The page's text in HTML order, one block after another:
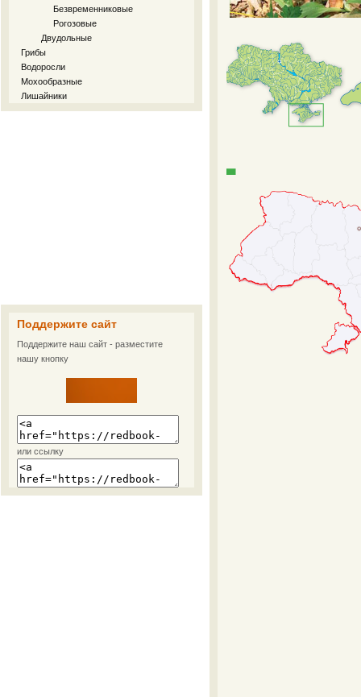
Безвременниковые
Рогозовые
Двудольные
Грибы
Водоросли
Мохообразные
Лишайники
Поддержите сайт
Поддержите наш сайт - разместите
нашу кнопку
или ссылку